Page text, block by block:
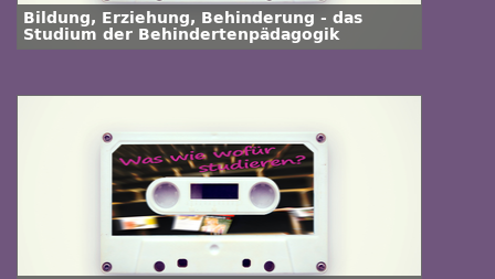
Bildung, Erziehung, Behinderung - das
Studium der Behindertenpädagogik